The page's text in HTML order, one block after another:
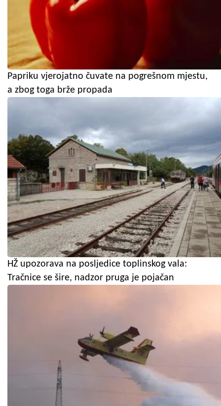
Papriku vjerojatno čuvate na pogrešnom mjestu,
a zbog toga brže propada
HŽ upozorava na posljedice toplinskog vala:
Tračnice se šire, nadzor pruga je pojačan